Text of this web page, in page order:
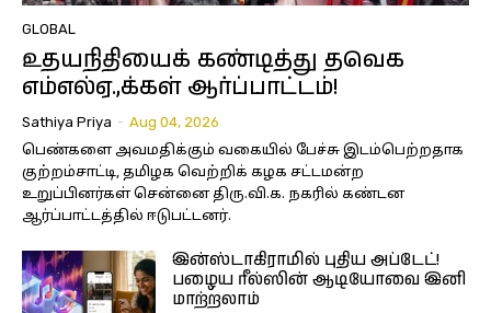
GLOBAL
உதயநிதியைக் கண்டித்து தவெக
எம்எல்ஏ.,க்கள் ஆர்ப்பாட்டம்!
Sathiya Priya - Aug 04, 2026
பெண்களை அவமதிக்கும் வகையில் பேச்சு இடம்பெற்றதாக
குற்றம்சாட்டி, தமிழக வெற்றிக் கழக சட்டமன்ற
உறுப்பினர்கள் சென்னை திரு.வி.க. நகரில் கண்டன
ஆர்ப்பாட்டத்தில் ஈடுபட்டனர்.
இன்ஸ்டாகிராமில் புதிய அப்டேட்!
பழைய ரீல்ஸின் ஆடியோவை இனி
மாற்றலாம்